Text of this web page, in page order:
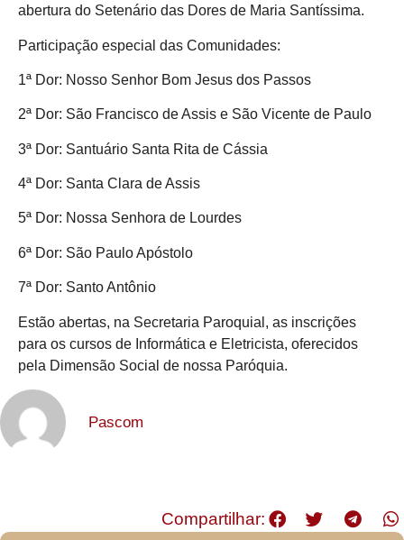
abertura do Setenário das Dores de Maria Santíssima.
Participação especial das Comunidades:
1ª Dor: Nosso Senhor Bom Jesus dos Passos
2ª Dor: São Francisco de Assis e São Vicente de Paulo
3ª Dor: Santuário Santa Rita de Cássia
4ª Dor: Santa Clara de Assis
5ª Dor: Nossa Senhora de Lourdes
6ª Dor: São Paulo Apóstolo
7ª Dor: Santo Antônio
Estão abertas, na Secretaria Paroquial, as inscrições
para os cursos de Informática e Eletricista, oferecidos
pela Dimensão Social de nossa Paróquia.
Pascom
Compartilhar: